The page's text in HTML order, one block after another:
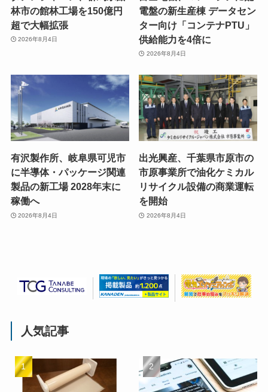
林市の館林工場を150億円
超で大幅拡張
2026年8月4日
電盤の新生産棟 データセン
ター向け「コンテナPTU」
供給能力を4倍に
2026年8月4日
有沢製作所、岐阜県可児市
に半導体・パッケージ関連
製品の新工場 2028年末に
稼働へ
2026年8月4日
出光興産、千葉県市原市の
市原事業所で油化ケミカル
リサイクル設備の商業運転
を開始
2026年8月4日
人気記事